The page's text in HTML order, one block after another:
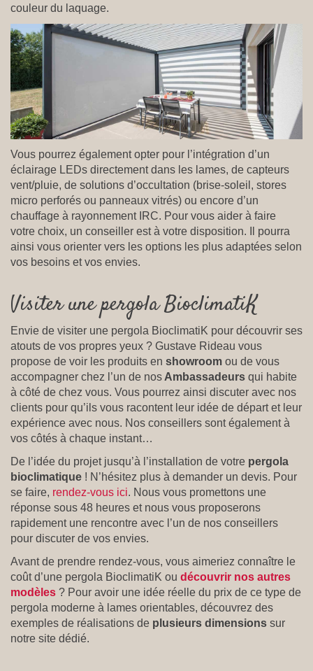
couleur du laquage.
Vous pourrez également opter pour l’intégration d’un
éclairage LEDs directement dans les lames, de capteurs
vent/pluie, de solutions d’occultation (brise-soleil, stores
micro perforés ou panneaux vitrés) ou encore d’un
chauffage à rayonnement IRC. Pour vous aider à faire
votre choix, un conseiller est à votre disposition. Il pourra
ainsi vous orienter vers les options les plus adaptées selon
vos besoins et vos envies.
Visiter une pergola BioclimatiK
Envie de visiter une pergola BioclimatiK pour découvrir ses
atouts de vos propres yeux ? Gustave Rideau vous
propose de voir les produits en showroom ou de vous
accompagner chez l’un de nos Ambassadeurs qui habite
à côté de chez vous. Vous pourrez ainsi discuter avec nos
clients pour qu’ils vous racontent leur idée de départ et leur
expérience avec nous. Nos conseillers sont également à
vos côtés à chaque instant…
De l’idée du projet jusqu’à l’installation de votre pergola
bioclimatique ! N’hésitez plus à demander un devis. Pour
se faire, rendez-vous ici. Nous vous promettons une
réponse sous 48 heures et nous vous proposerons
rapidement une rencontre avec l’un de nos conseillers
pour discuter de vos envies.
Avant de prendre rendez-vous, vous aimeriez connaître le
coût d’une pergola BioclimatiK ou découvrir nos autres
modèles ? Pour avoir une idée réelle du prix de ce type de
pergola moderne à lames orientables, découvrez des
exemples de réalisations de plusieurs dimensions sur
notre site dédié.